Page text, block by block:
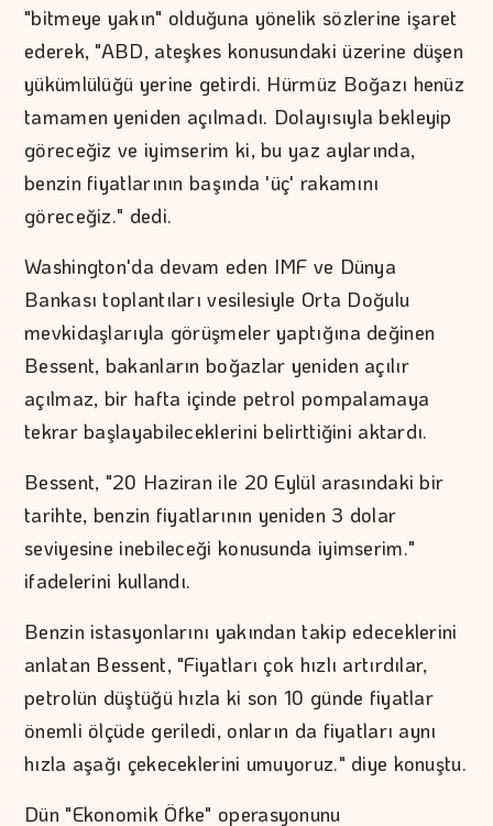
"bitmeye yakın" olduğuna yönelik sözlerine işaret
ederek, "ABD, ateşkes konusundaki üzerine düşen
yükümlülüğü yerine getirdi. Hürmüz Boğazı henüz
tamamen yeniden açılmadı. Dolayısıyla bekleyip
göreceğiz ve iyimserim ki, bu yaz aylarında,
benzin fiyatlarının başında 'üç' rakamını
göreceğiz." dedi.
Washington'da devam eden IMF ve Dünya
Bankası toplantıları vesilesiyle Orta Doğulu
mevkidaşlarıyla görüşmeler yaptığına değinen
Bessent, bakanların boğazlar yeniden açılır
açılmaz, bir hafta içinde petrol pompalamaya
tekrar başlayabileceklerini belirttiğini aktardı.
Bessent, "20 Haziran ile 20 Eylül arasındaki bir
tarihte, benzin fiyatlarının yeniden 3 dolar
seviyesine inebileceği konusunda iyimserim."
ifadelerini kullandı.
Benzin istasyonlarını yakından takip edeceklerini
anlatan Bessent, "Fiyatları çok hızlı artırdılar,
petrolün düştüğü hızla ki son 10 günde fiyatlar
önemli ölçüde geriledi, onların da fiyatları aynı
hızla aşağı çekeceklerini umuyoruz." diye konuştu.
Dün "Ekonomik Öfke" operasyonunu